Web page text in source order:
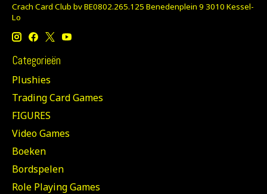
Crach Card Club bv BE0802.265.125 Benedenplein 9 3010 Kessel-
Lo
Categorieën
Plushies
Trading Card Games
FIGURES
Video Games
Boeken
Bordspelen
Role Playing Games